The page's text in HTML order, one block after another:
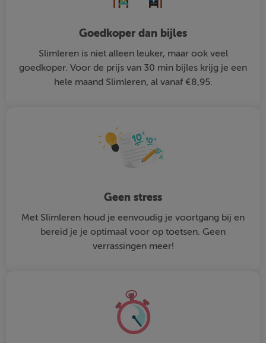
Goedkoper dan bijles
Slimleren is niet alleen leuker, maar ook veel
goedkoper. Voor de prijs van 30 min bijles krijg je een
hele maand Slimleren, al vanaf €8,95.
Geen stress
Met Slimleren houd je eenvoudig je voortgang bij en
bereid je je optimaal voor op toetsen. Geen
verrassingen meer!